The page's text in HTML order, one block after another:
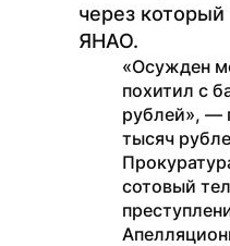
через
ЯНАО.
«Осужден
похитил с
рублей», —
тысяч
сотовый